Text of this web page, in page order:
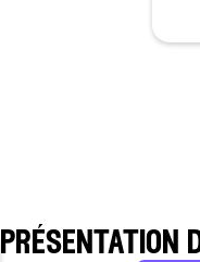
présentation